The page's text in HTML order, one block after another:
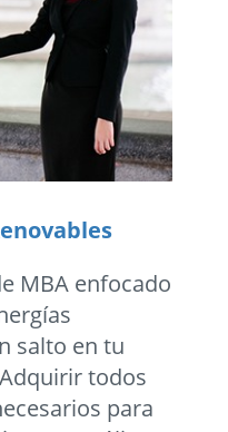
MBA enfocado
salto en tu
todos
para